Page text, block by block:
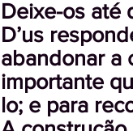
Deixe-os até
D’us
abandonar a
importante
lo; e para